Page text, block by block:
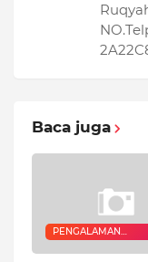
Baca juga
PENGALAMAN